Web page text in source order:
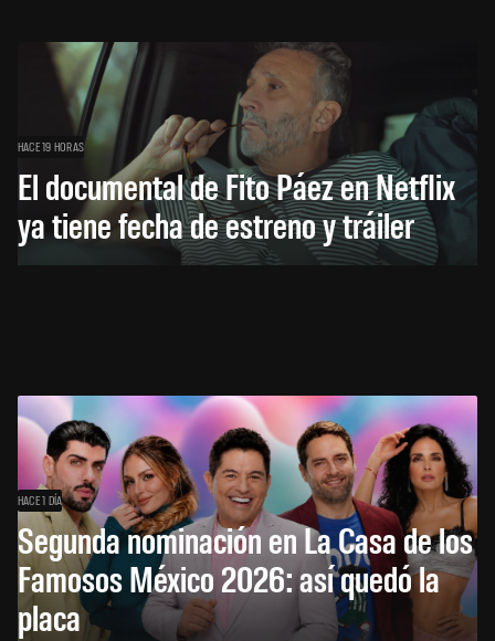
HACE 19 HORAS
El documental de Fito Páez en Netflix
ya tiene fecha de estreno y tráiler
HACE 1 DÍA
Segunda nominación en La Casa de los
Famosos México 2026: así quedó la
placa